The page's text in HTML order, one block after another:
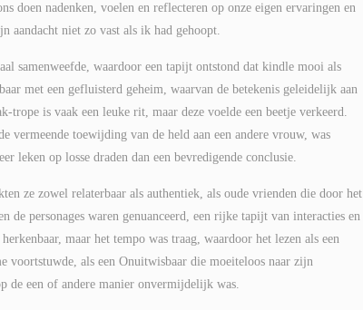
nadenken, voelen en reflecteren op onze eigen ervaringen en
aandacht niet zo vast als ik had gehoopt.
samenweefde, waardoor een tapijt ontstond dat kindle mooi als
met een gefluisterd geheim, waarvan de betekenis geleidelijk aan
is vaak een leuke rit, maar deze voelde een beetje verkeerd.
vermeende toewijding van de held aan een andere vrouw, was
leken op losse draden dan een bevredigende conclusie.
ze zowel relaterbaar als authentiek, als oude vrienden die door het
de personages waren genuanceerd, een rijke tapijt van interacties en
maar het tempo was traag, waardoor het lezen als een
voortstuwde, als een Onuitwisbaar die moeiteloos naar zijn
de een of andere manier onvermijdelijk was.